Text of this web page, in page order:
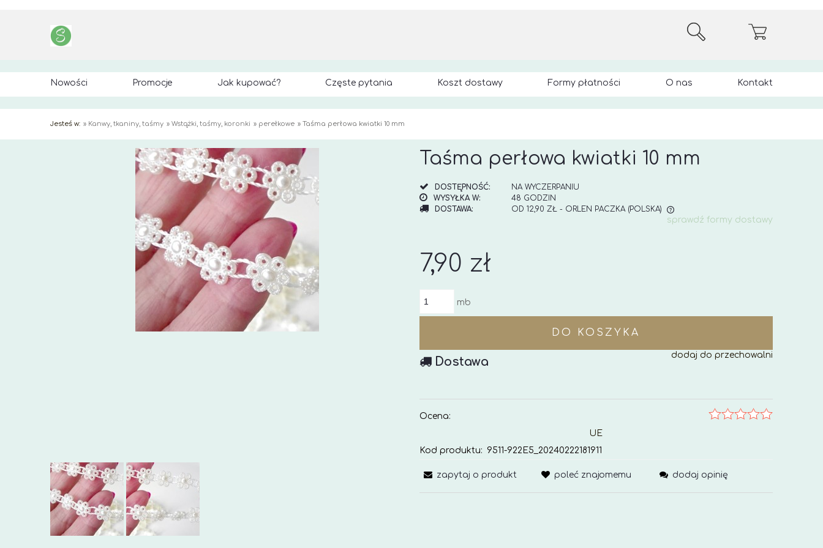
Nowości Promocje Jak kupować? Częste pytania Koszt dostawy Formy płatności O nas Kontakt
Jesteś w: » Kanwy, tkaniny, taśmy » Wstążki, taśmy, koronki » perełkowe » Taśma perłowa kwiatki 10 mm
Taśma perłowa kwiatki 10 mm
DOSTĘPNOŚĆ:
NA WYCZERPANIU
WYSYŁKA W:
48 GODZIN
DOSTAWA:
OD 12,90 ZŁ - ORLEN PACZKA (POLSKA)
sprawdź formy dostawy
7,90 zł
mb
DO KOSZYKA
dodaj do przechowalni
Dostawa
Ocena:
UE
Kod produktu: 9511-922E5_20240222181911
zapytaj o produkt poleć znajomemu dodaj opinię